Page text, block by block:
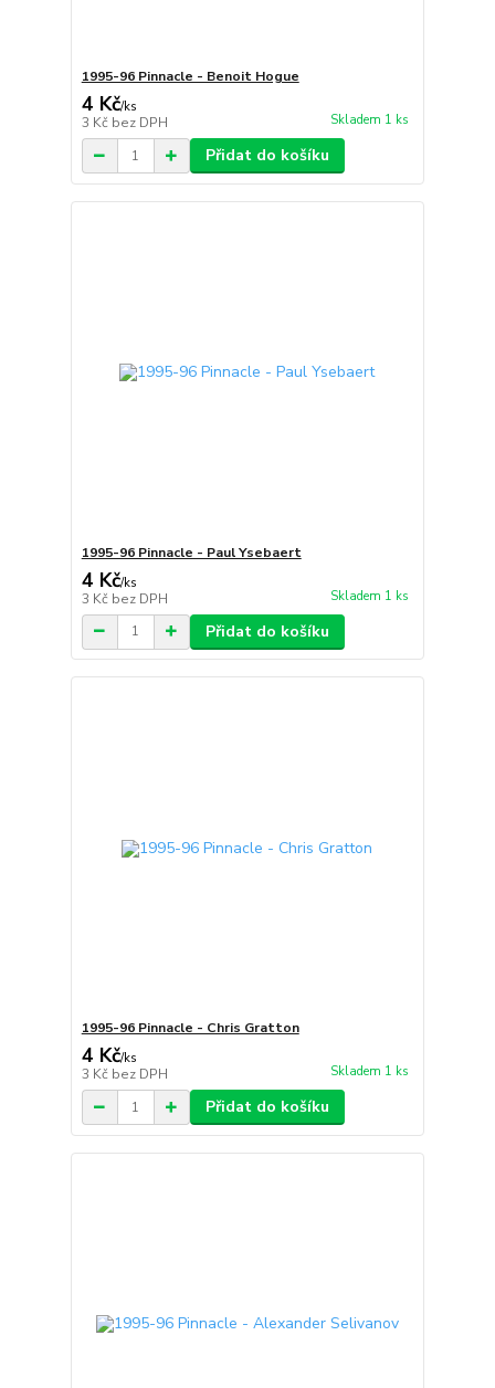
1995-96 Pinnacle - Benoit Hogue
4 Kč/ks
3 Kč bez DPH Skladem 1 ks
Přidat do košíku
1995-96 Pinnacle - Paul Ysebaert
4 Kč/ks
3 Kč bez DPH Skladem 1 ks
Přidat do košíku
1995-96 Pinnacle - Chris Gratton
4 Kč/ks
3 Kč bez DPH Skladem 1 ks
Přidat do košíku